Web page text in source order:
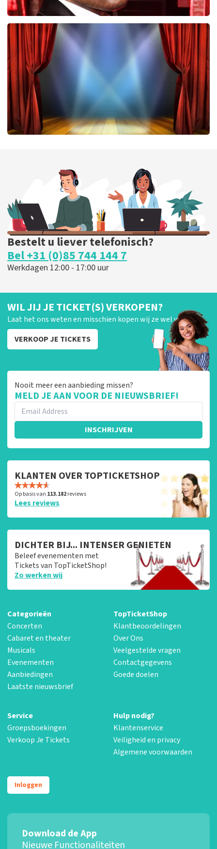
Don Omar
422 laatste 30 minuten
BESTEL NU
BESTEL NU
Bestelt u liever telefonisch?
Bel +31 (0)85 744 144 7
Werkdagen 12:00 - 17:00 uur
WIL JIJ JE TICKET(S) VERKOPEN?
Laat het ons weten en misschien kopen wij ze wel van je!
VERKOOP JE TICKETS
Nooit meer een aanbieding missen?
MELD JE AAN VOOR DE NIEUWSBRIEF!
INSCHRIJVEN
KLANTEN OVER TOPTICKETSHOP
Op basis van 113.182reviews
Lees reviews
DICHTER BIJ... INTENSER GENIETEN
Beleef evenementen met
Tickets van TopTicketShop!
Zo werken wij
Categorieën
Concerten
Cabaret en theater
Musicals
Evenementen
Aanbiedingen
Laatste nieuwsbrief
TopTicketShop
Klantbeoordelingen
Over Ons
Veelgestelde vragen
Contactgegevens
Goede doelen
Service
Groepsboekingen
Verkoop Je Tickets
Hulp nodig?
Klantenservice
Veiligheid en privacy
Algemene voorwaarden
Inloggen
Download de App
Nieuwe Functionaliteiten